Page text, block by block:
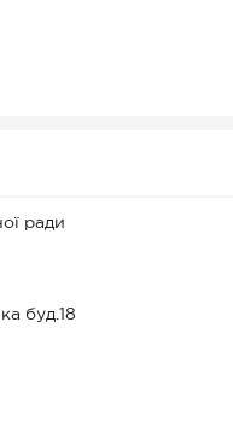
ради
буд.18